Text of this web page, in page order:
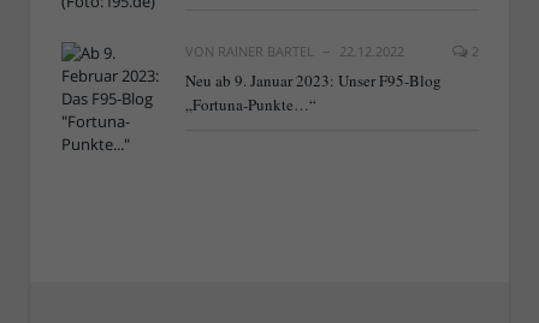
VON RAINER BARTEL 22.12.2022 2
Neu ab 9. Januar 2023: Unser F95-Blog
„Fortuna-Punkte…“